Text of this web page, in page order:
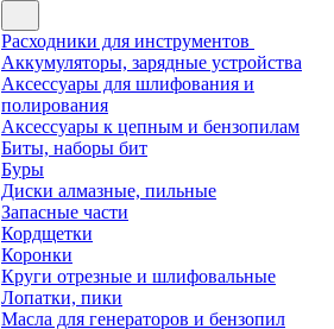
Расходники для инструментов
Аккумуляторы, зарядные устройства
Аксессуары для шлифования и
полирования
Аксессуары к цепным и бензопилам
Биты, наборы бит
Буры
Диски алмазные, пильные
Запасные части
Кордщетки
Коронки
Круги отрезные и шлифовальные
Лопатки, пики
Масла для генераторов и бензопил